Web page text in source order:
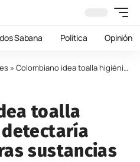
Sabana Política Opinión
» Colombiano idea toalla higiénica que detectaría mercurio y otras sustancias en mujeres
toalla
sustancias